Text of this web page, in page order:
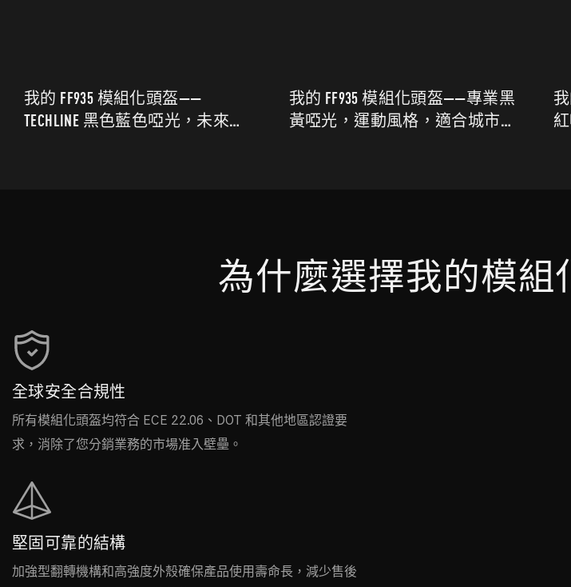
盔——
啞光，未來主
我的 FF935 模組化頭盔——專業黑
黃啞光，運動風格，適合城市和
我的 FF935 模組化頭盔
紅啞光，運動性能風格
為什麼選擇我的模組
全球安全合規性
所有模組化頭盔均符合 ECE 22.06、DOT 和其他地區認證要
求，消除了您分銷業務的市場准入壁壘。
堅固可靠的結構
加強型翻轉機構和高強度外殼確保產品使用壽命長，減少售後